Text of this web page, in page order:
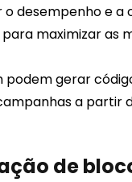
desempenho e a
maximizar as
podem gerar
a partir
de